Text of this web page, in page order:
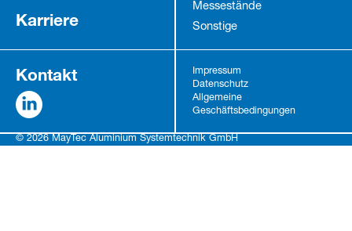
Messestände
Sonstige
Karriere
Kontakt
Impressum
Datenschutz
Allgemeine
Geschäftsbedingungen
© 2026 MayTec Aluminium Systemtechnik GmbH